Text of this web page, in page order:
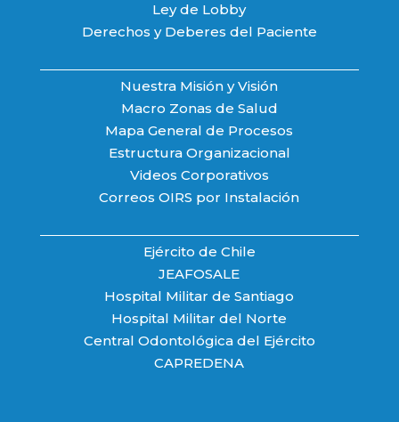
Ley de Lobby
Derechos y Deberes del Paciente
Nuestra Misión y Visión
Macro Zonas de Salud
Mapa General de Procesos
Estructura Organizacional
Videos Corporativos
Correos OIRS por Instalación
Ejército de Chile
JEAFOSALE
Hospital Militar de Santiago
Hospital Militar del Norte
Central Odontológica del Ejército
CAPREDENA